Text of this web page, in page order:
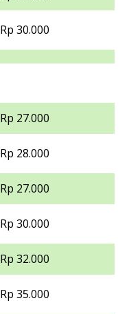
Rp 30.000
Rp 27.000
Rp 28.000
Rp 27.000
Rp 30.000
Rp 32.000
Rp 35.000